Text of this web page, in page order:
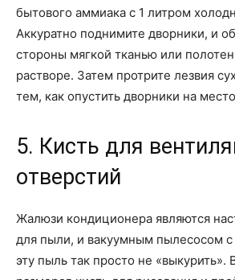
бытового аммиака с 1 литром
Аккуратно поднимите дворники, и
стороны мягкой тканью или
растворе. Затем протрите лезвия
тем, как опустить дворники на
5. Кисть для
отверстий
Жалюзи кондиционера являются
для пыли, и вакуумным пылесосом
эту пыль так просто не «выкурить».